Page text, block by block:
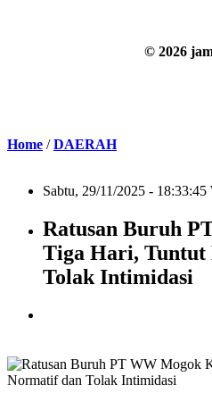
© 2026
Home /DAERAH
Sabtu, 29/11/2025 -
Ratusan Buruh
Tiga Hari, Tuntut
Tolak Intimidasi